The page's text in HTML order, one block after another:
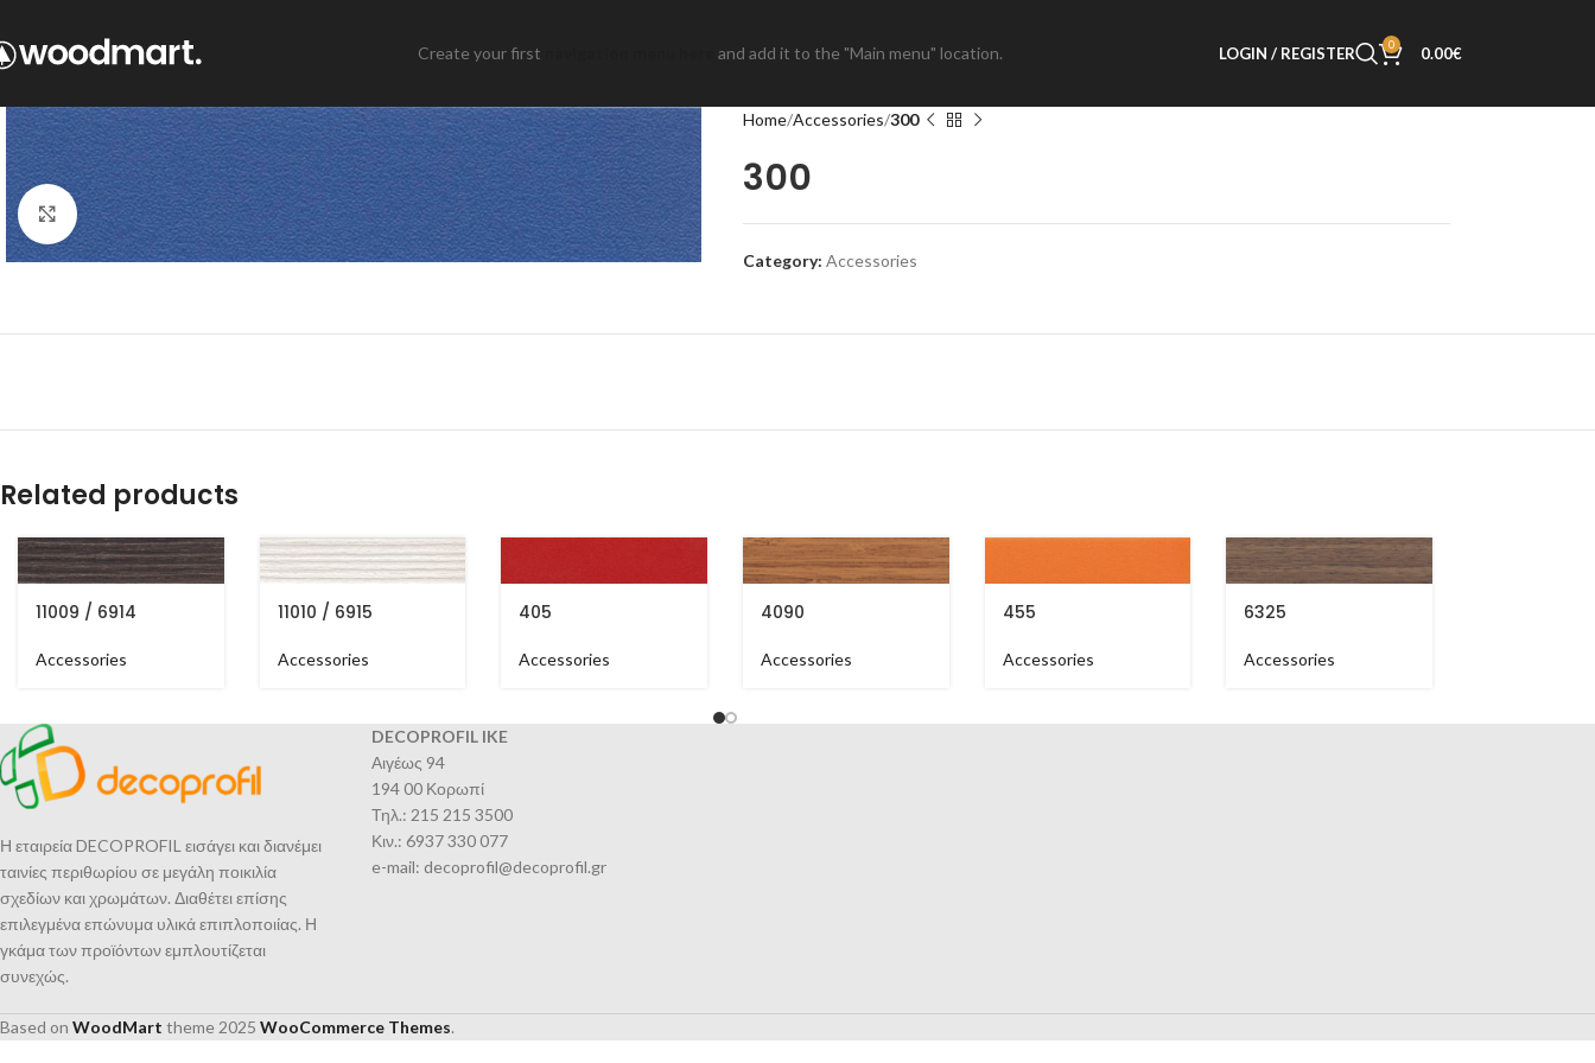
Create your first and add it to the "Main menu" location. LOGIN / REGISTER 0 0.00€
Click to enlarge
Home Accessories 300
300
Category: Accessories
Related products
11009 / 6914
Accessories
11010 / 6915
Accessories
405
Accessories
4090
Accessories
455
Accessories
6325
Accessories
Η εταιρεία DECOPROFIL εισάγει και διανέμει
ταινίες περιθωρίου σε μεγάλη ποικιλία
σχεδίων και χρωμάτων. Διαθέτει επίσης
επιλεγμένα επώνυμα υλικά επιπλοποιίας. Η
γκάμα των προϊόντων εμπλουτίζεται
συνεχώς.
DECOPROFIL IKE
Αιγέως 94
194 00 Κορωπί
Τηλ.: 215 215 3500
Κιν.: 6937 330 077
e-mail: decoprofil@decoprofil.gr
Based on WoodMart theme 2025 WooCommerce Themes.